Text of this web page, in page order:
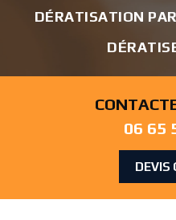
DÉRATISATION
06 65
DEVIS